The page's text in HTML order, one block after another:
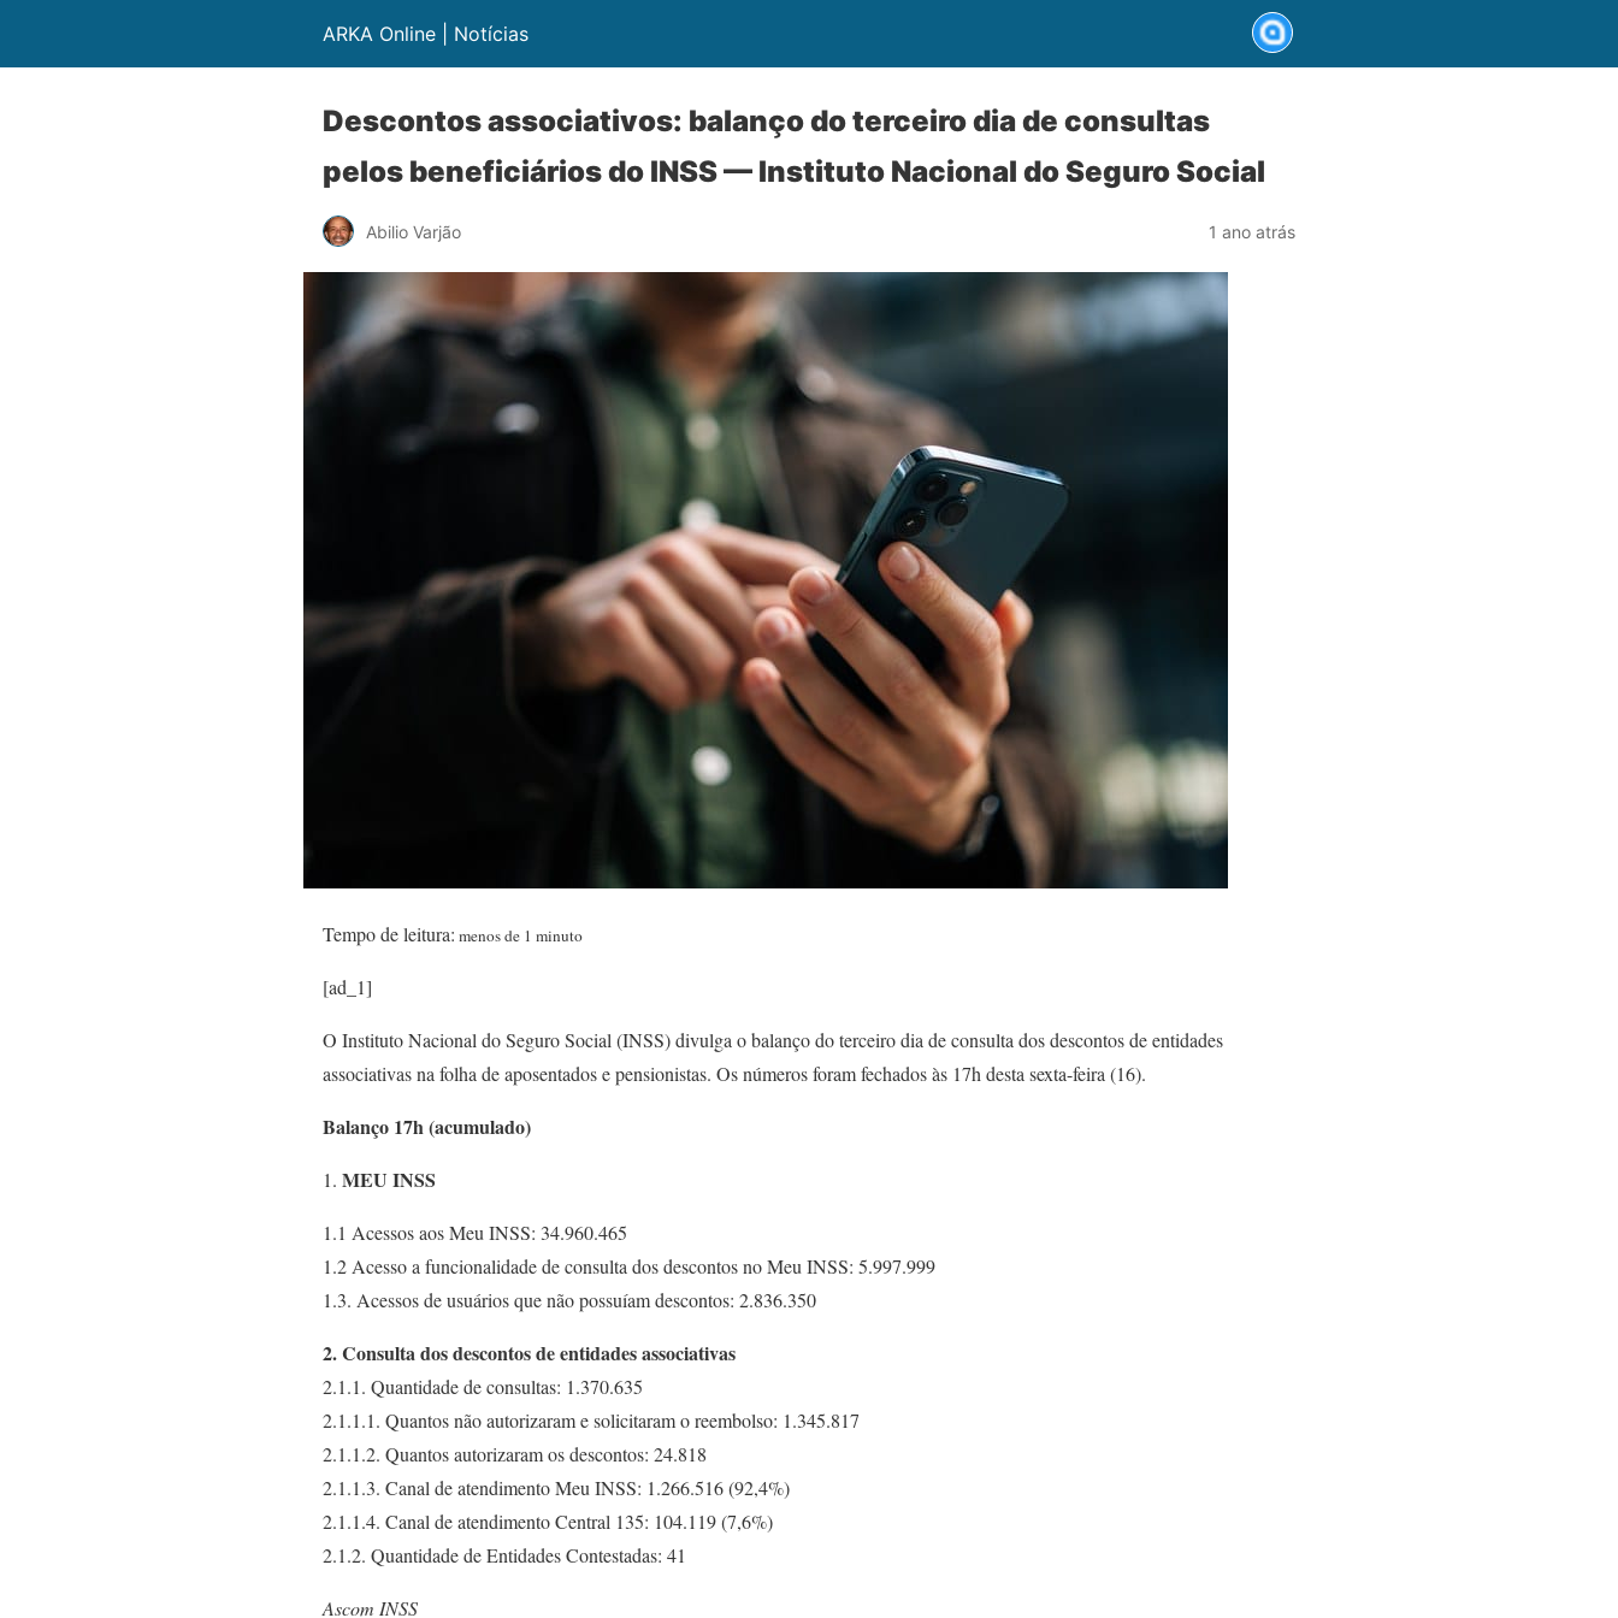
ARKA Online | Notícias
Descontos associativos: balanço do terceiro dia de consultas
pelos beneficiários do INSS — Instituto Nacional do Seguro Social
Abilio Varjão 1 ano atrás
Tempo de leitura: menos de 1 minuto
[ad_1]
O Instituto Nacional do Seguro Social (INSS) divulga o balanço do terceiro dia de consulta dos descontos de entidades
associativas na folha de aposentados e pensionistas. Os números foram fechados às 17h desta sexta-feira (16).
Balanço 17h (acumulado)
1. MEU INSS
1.1 Acessos aos Meu INSS: 34.960.465
1.2 Acesso a funcionalidade de consulta dos descontos no Meu INSS: 5.997.999
1.3. Acessos de usuários que não possuíam descontos: 2.836.350
2. Consulta dos descontos de entidades associativas
2.1.1. Quantidade de consultas: 1.370.635
2.1.1.1. Quantos não autorizaram e solicitaram o reembolso: 1.345.817
2.1.1.2. Quantos autorizaram os descontos: 24.818
2.1.1.3. Canal de atendimento Meu INSS: 1.266.516 (92,4%)
2.1.1.4. Canal de atendimento Central 135: 104.119 (7,6%)
2.1.2. Quantidade de Entidades Contestadas: 41
Ascom INSS